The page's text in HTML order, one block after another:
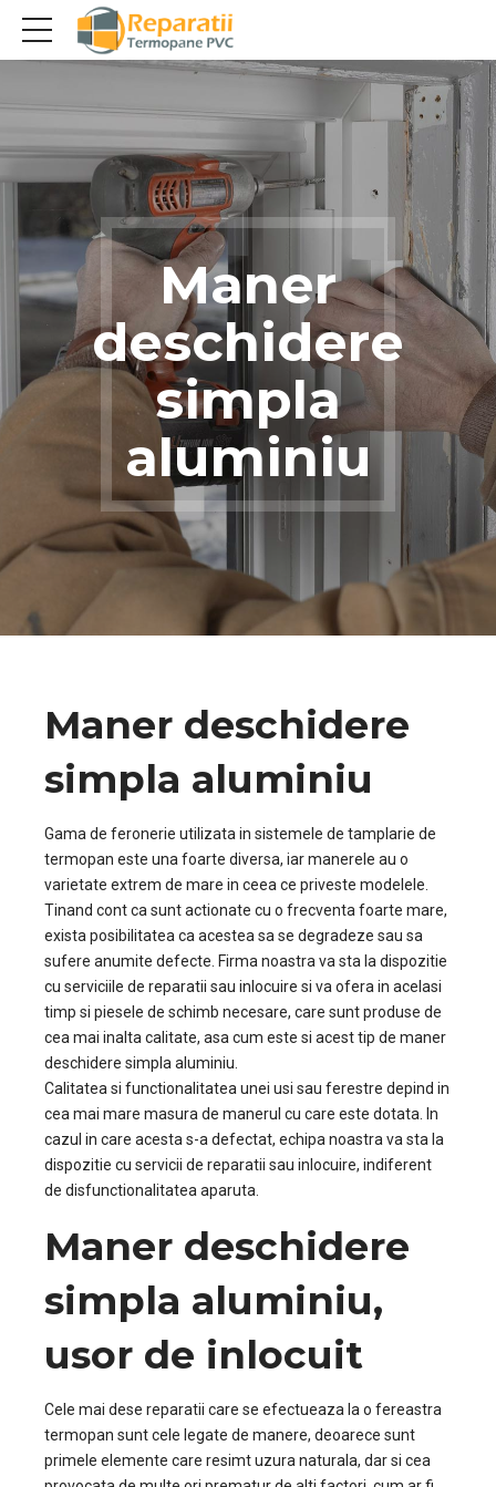
Maner
deschidere
simpla
aluminiu
Maner deschidere
simpla aluminiu
Gama de feronerie utilizata in sistemele de tamplarie de
termopan este una foarte diversa, iar manerele au o
varietate extrem de mare in ceea ce priveste modelele.
Tinand cont ca sunt actionate cu o frecventa foarte mare,
exista posibilitatea ca acestea sa se degradeze sau sa
sufere anumite defecte. Firma noastra va sta la dispozitie
cu serviciile de reparatii sau inlocuire si va ofera in acelasi
timp si piesele de schimb necesare, care sunt produse de
cea mai inalta calitate, asa cum este si acest tip de maner
deschidere simpla aluminiu.
Calitatea si functionalitatea unei usi sau ferestre depind in
cea mai mare masura de manerul cu care este dotata. In
cazul in care acesta s-a defectat, echipa noastra va sta la
dispozitie cu servicii de reparatii sau inlocuire, indiferent
de disfunctionalitatea aparuta.
Maner deschidere
simpla aluminiu,
usor de inlocuit
Cele mai dese reparatii care se efectueaza la o fereastra
termopan sunt cele legate de manere, deoarece sunt
primele elemente care resimt uzura naturala, dar si cea